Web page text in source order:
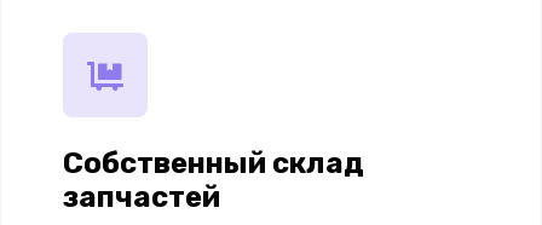
Собственный склад
запчастей